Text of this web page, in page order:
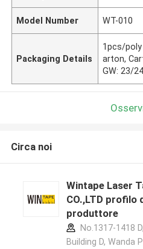
Model Number WT-010
Packaging Details
1pcs/
arton,
GW: 23/
Circa noi
Wintape Laser
CO.,LTD profilo
produttore
No.1317-1418
Building D, Wanda